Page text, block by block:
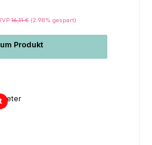
16,11 € (2.98% gespart)
Produkt